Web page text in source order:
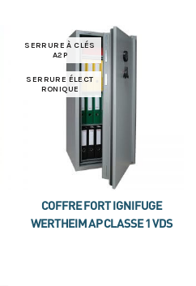
SERRURE À CLÉS
A2P
SERRURE ÉLECT
RONIQUE
COFFRE FORT IGNIFUGE
WERTHEIM AP CLASSE 1 VDS